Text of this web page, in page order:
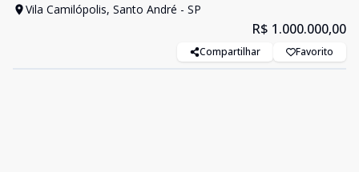
Vila Camilópolis, Santo André - SP
R$ 1.000.000,00
Compartilhar Favorito